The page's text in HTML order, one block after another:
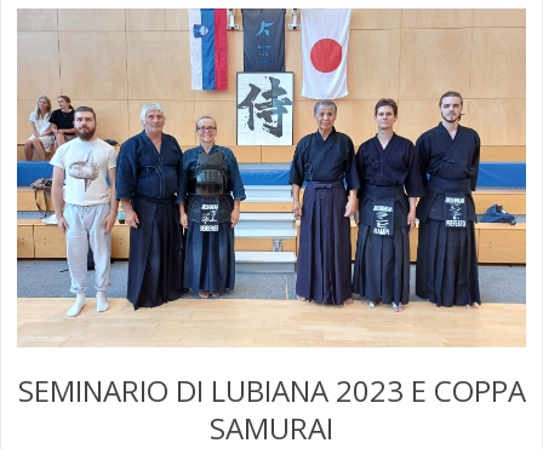
SEMINARIO DI LUBIANA 2023 E COPPA
SAMURAI